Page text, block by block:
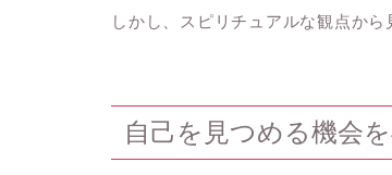
しかし、スピリチュアルな観点か
自己を見つめる機会